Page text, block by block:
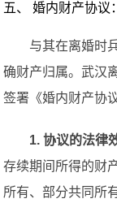
五、 婚内财产协议
与其在离婚时
确财产归属。武汉
签署《婚内财产协
1. 协议的法律
存续期间所得的财
所有、部分共同所